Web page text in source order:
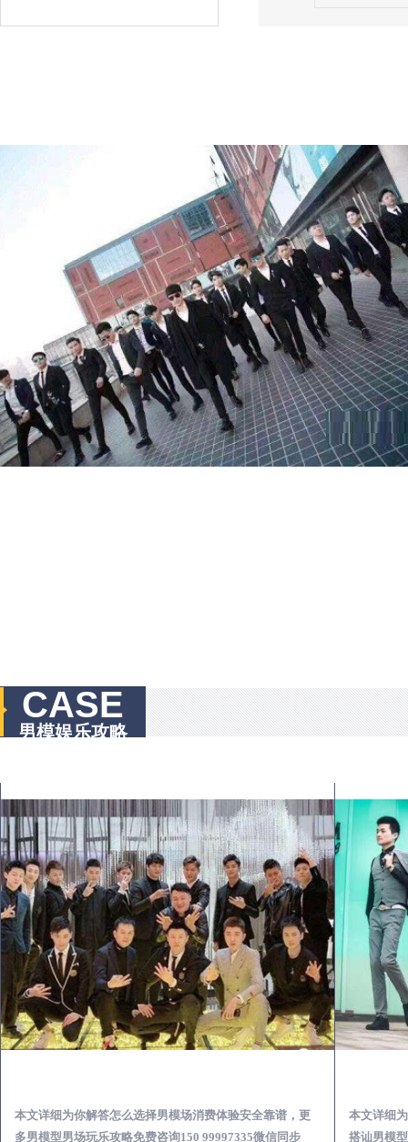
CASE
男模娱乐攻略
本文详细为你解答怎么选择男模场消费体验安全靠谱，更
多男模型男场玩乐攻略免费咨询150 99997335微信同步
本文详细
搭讪男模